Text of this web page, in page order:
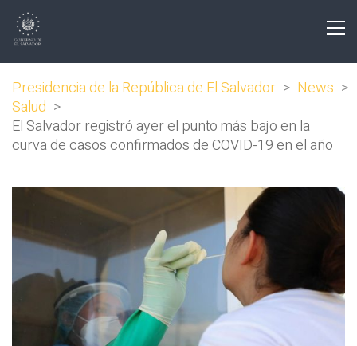
Presidencia de la República de El Salvador > News >
Salud >
El Salvador registró ayer el punto más bajo en la
curva de casos confirmados de COVID-19 en el año